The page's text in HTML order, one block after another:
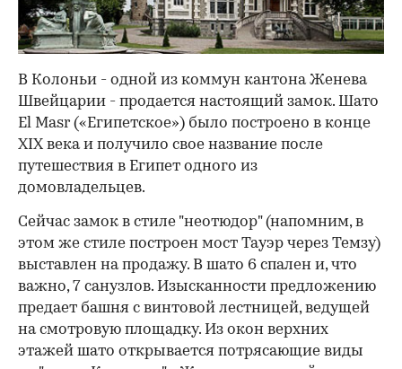
В Колоньи - одной из коммун кантона Женева
Швейцарии - продается настоящий замок. Шато
El Masr («Египетское») было построено в конце
XIX века и получило свое название после
путешествия в Египет одного из
домовладельцев.
Сейчас замок в стиле "неотюдор" (напомним, в
этом же стиле построен мост Тауэр через Темзу)
выставлен на продажу. В шато 6 спален и, что
важно, 7 санузлов. Изысканности предложению
предает башня с винтовой лестницей, ведущей
на смотровую площадку. Из окон верхних
этажей шато открывается потрясающие виды